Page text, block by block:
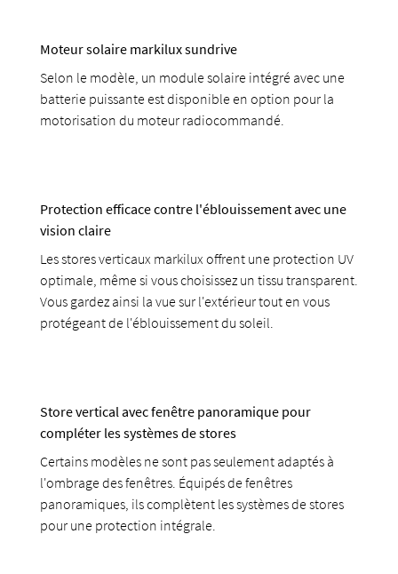
Moteur solaire markilux sundrive
Selon le modèle, un module solaire intégré avec une
batterie puissante est disponible en option pour la
motorisation du moteur radiocommandé.
Protection efficace contre l'éblouissement avec une
vision claire
Les stores verticaux markilux offrent une protection UV
optimale, même si vous choisissez un tissu transparent.
Vous gardez ainsi la vue sur l'extérieur tout en vous
protégeant de l'éblouissement du soleil.
Store vertical avec fenêtre panoramique pour
compléter les systèmes de stores
Certains modèles ne sont pas seulement adaptés à
l'ombrage des fenêtres. Équipés de fenêtres
panoramiques, ils complètent les systèmes de stores
pour une protection intégrale.